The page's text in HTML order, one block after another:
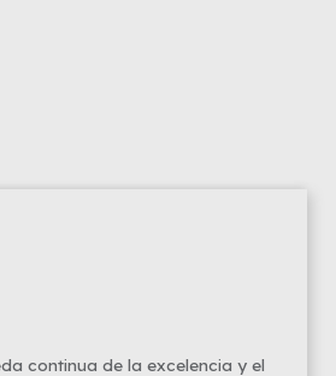
continua de la excelencia y el